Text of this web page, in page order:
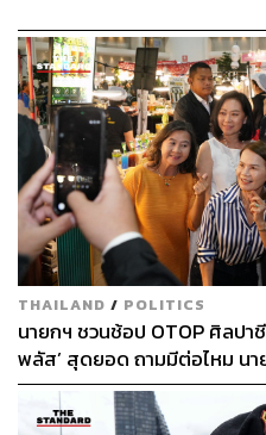
นั่นหมายความว่าอำนาจในก
มากขึ้น ทำให้ต้นทุนต่อหน่วย
โครงสร้างต่างๆ ของโรงงา
ประสิทธิภาพและสมดุลกับยอ
ทบเป็นวงกว้างอย่างแน่นอน โ
พนักงานที่ลดลง
เนื่องจากในส่วนของงานหลัง
R&D คือหน่วยงานแรกที่น่าจะ
จาก 3 บริษัท สามารถยุบรวมเ
ก้อนเดียว ลดต้นทุนการผลิตได้
บุคคลและเจ้าหน้าที่ธุรการอื่
เช่นเดียวกัน
THAILAND / POLITICS
นายกฯ ชวนช้อป OTOP ศิลปา
พลัส’ สุดยอด ถามมีต่อไหม นา